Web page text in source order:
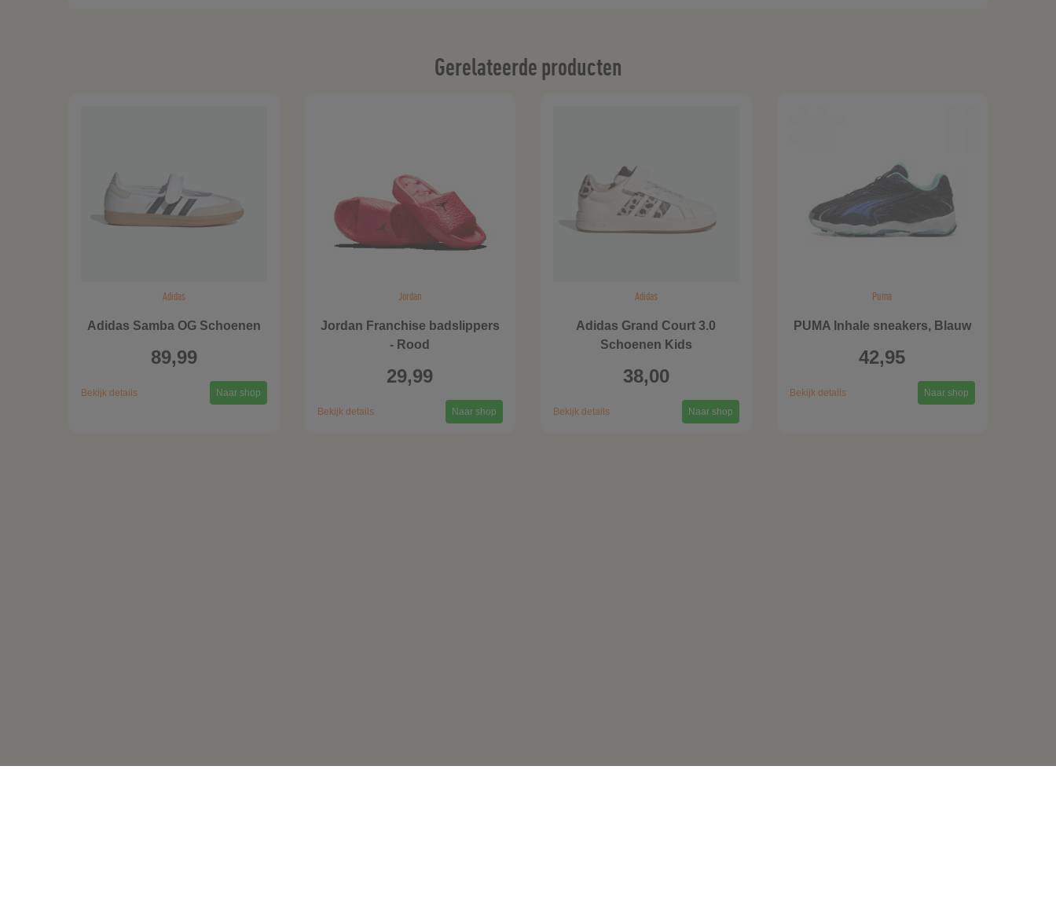
Gerelateerde producten
Adidas
Adidas Samba OG Schoenen
89,99
Bekijk details Naar shop
Jordan
Jordan Franchise badslippers
- Rood
29,99
Bekijk details Naar shop
Adidas
Adidas Grand Court 3.0
Schoenen Kids
38,00
Bekijk details Naar shop
Puma
PUMA Inhale sneakers, Blauw
42,95
Bekijk details Naar shop